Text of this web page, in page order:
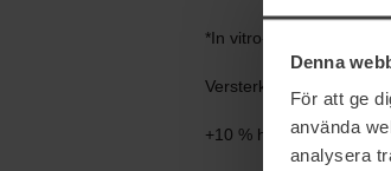
Denna
För att ge
använda
analysera
*In vitro-test op
Versterk je
+10 % huidstevigheid/